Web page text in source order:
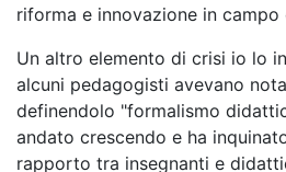
riforma e innovazione in campo
Un altro elemento di crisi io lo
alcuni pedagogisti avevano
definendolo "formalismo
andato crescendo e ha
rapporto tra insegnanti e